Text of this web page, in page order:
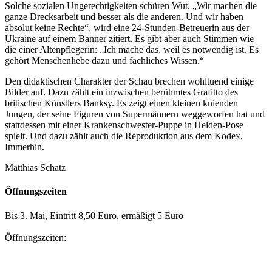
Solche sozialen Ungerechtigkeiten schüren Wut. „Wir machen die
ganze Drecksarbeit und besser als die anderen. Und wir haben
absolut keine Rechte“, wird eine 24-Stunden-Betreuerin aus der
Ukraine auf einem Banner zitiert. Es gibt aber auch Stimmen wie
die einer Altenpflegerin: „Ich mache das, weil es notwendig ist. Es
gehört Menschenliebe dazu und fachliches Wissen.“
Den didaktischen Charakter der Schau brechen wohltuend einige
Bilder auf. Dazu zählt ein inzwischen berühmtes Grafitto des
britischen Künstlers Banksy. Es zeigt einen kleinen knienden
Jungen, der seine Figuren von Supermännern weggeworfen hat und
stattdessen mit einer Krankenschwester-Puppe in Helden-Pose
spielt. Und dazu zählt auch die Reproduktion aus dem Kodex.
Immerhin.
Matthias Schatz
Öffnungszeiten
Bis 3. Mai, Eintritt 8,50 Euro, ermäßigt 5 Euro
Öffnungszeiten: